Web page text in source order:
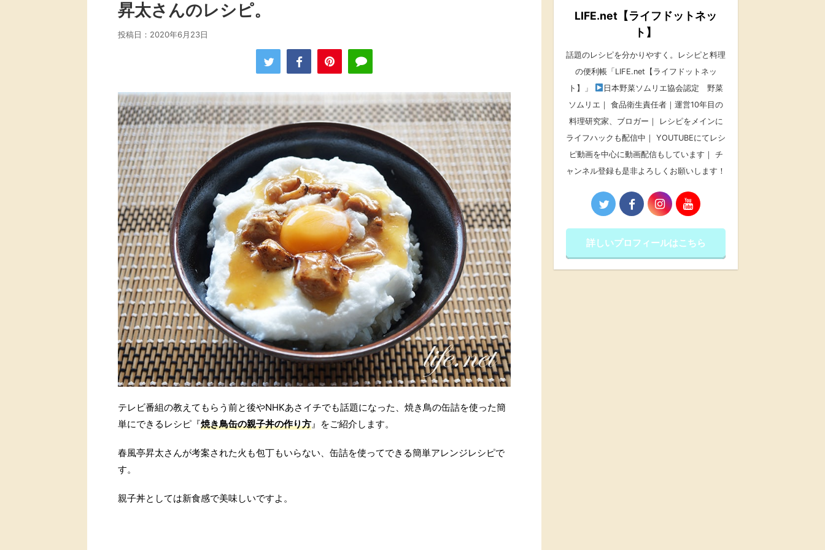
昇太さんのレシピ。
投稿日： 2020年6月23日
テレビ番組の教えてもらう前と後やNHKあさイチでも話題になった、焼き鳥の缶詰を使った簡
単にできるレシピ『焼き鳥缶の親子丼の作り方 』をご紹介します。
春風亭昇太さんが考案された火も包丁もいらない、缶詰を使ってできる簡単アレンジレシピで
す。
親子丼としては新食感で美味しいですよ。
LIFE.net【ライフドットネッ
ト】
話題のレシピを分かりやすく。レシピと料理
の便利帳「LIFE.net【ライフドットネッ
ト】」
日本野菜ソムリエ協会認定 野菜
ソムリエ｜ 食品衛生責任者｜運営10年目の
料理研究家、ブロガー｜ レシピをメインに
ライフハックも配信中｜ YOUTUBEにてレシ
ピ動画を中心に動画配信もしています｜ チ
ャンネル登録も是非よろしくお願いします！
詳しいプロフィールはこちら